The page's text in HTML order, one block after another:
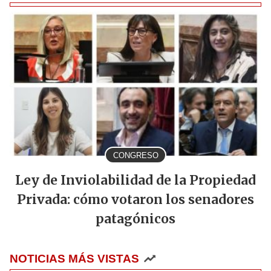
CONGRESO
Ley de Inviolabilidad de la Propiedad
Privada: cómo votaron los senadores
patagónicos
NOTICIAS MÁS VISTAS